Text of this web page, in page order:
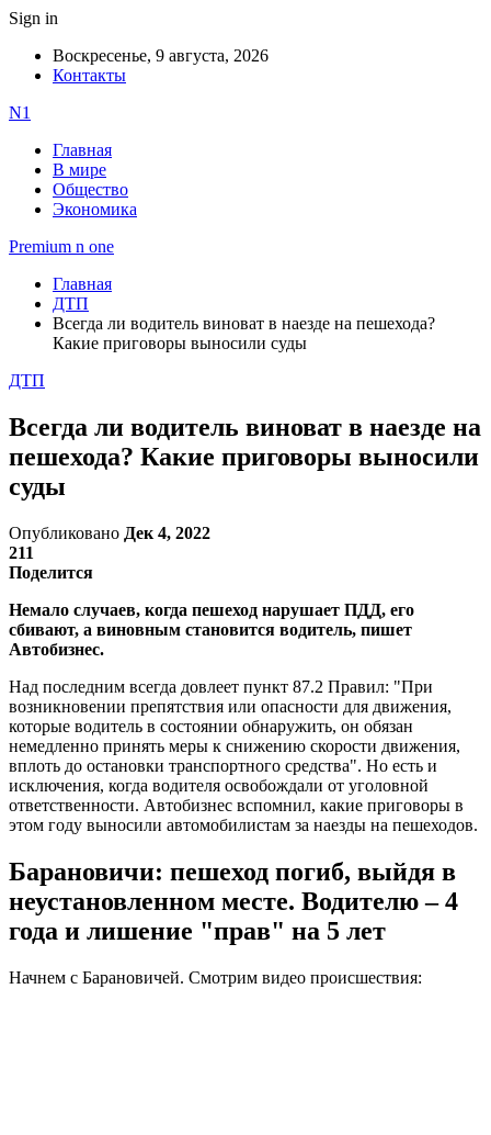
Sign in
Воскресенье, 9 августа, 2026
Контакты
N1
Главная
В мире
Общество
Экономика
Premium n one
Главная
ДТП
Всегда ли водитель виноват в наезде на пешехода?
Какие приговоры выносили суды
ДТП
Всегда ли водитель виноват в наезде на
пешехода? Какие приговоры выносили
суды
Опубликовано Дек 4, 2022
211
Поделится
Немало случаев, когда пешеход нарушает ПДД, его
сбивают, а виновным становится водитель, пишет
Автобизнес.
Над последним всегда довлеет пункт 87.2 Правил: "При
возникновении препятствия или опасности для движения,
которые водитель в состоянии обнаружить, он обязан
немедленно принять меры к снижению скорости движения,
вплоть до остановки транспортного средства". Но есть и
исключения, когда водителя освобождали от уголовной
ответственности. Автобизнес вспомнил, какие приговоры в
этом году выносили автомобилистам за наезды на пешеходов.
Барановичи: пешеход погиб, выйдя в
неустановленном месте. Водителю – 4
года и лишение "прав" на 5 лет
Начнем с Барановичей. Смотрим видео происшествия: